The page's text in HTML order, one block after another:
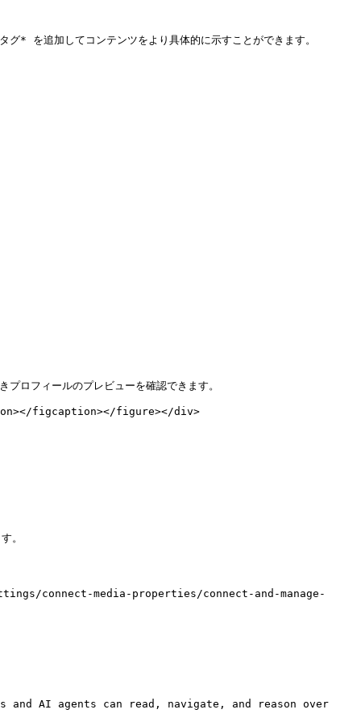
* を追加してコンテンツをより具体的に示すことができます。
ロフィールのプレビューを確認できます。
figcaption></figure></div>
。
connect-media-properties/connect-and-manage-
and AI agents can read, navigate, and reason over